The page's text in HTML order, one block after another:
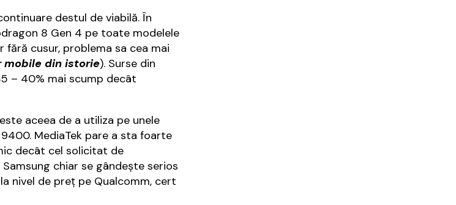
destul de viabilă. În
8 Gen 4 pe toate modelele
fără cusur, problema sa cea mai
mobile din istorie). Surse din
– 40% mai scump decât
aceea de a utiliza pe unele
MediaTek pare a sta foarte
decât cel solicitat de
chiar se gândeşte serios
nivel de preţ pe Qualcomm, cert